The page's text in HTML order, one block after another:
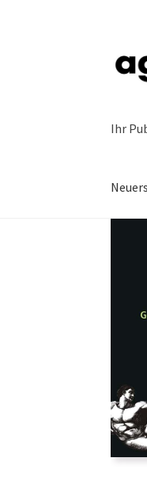
Inhalt